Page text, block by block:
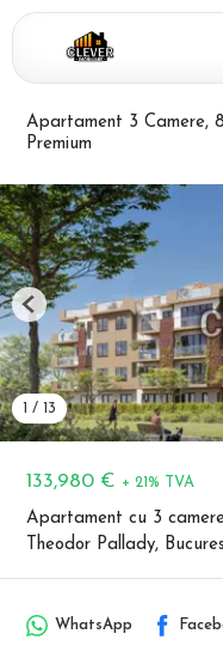
Apartament 3 Camere,
Premium
133,980 € + 21% TVA
Apartament cu 3
Theodor Pallady,
1 / 13
Previous
WhatsApp